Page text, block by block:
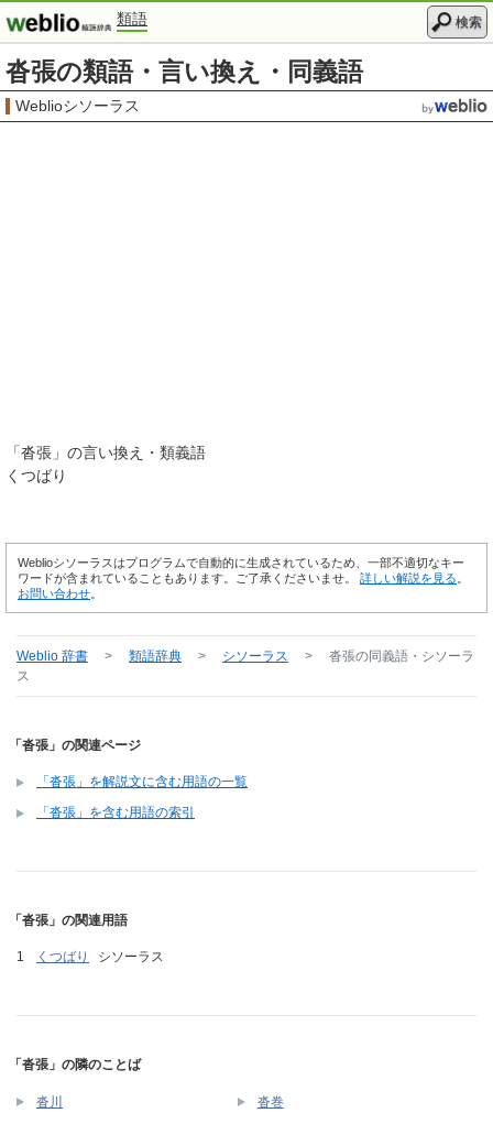
類語 検索
沓張の類語・言い換え・同義語
Weblioシソーラス
「沓張 」の言い換え・類義語
くつばり
Weblioシソーラスはプログラムで自動的に生成されているため、一部不適切なキー
ワードが含まれていることもあります。ご了承くださいませ。 詳しい解説を見る
お問い合わせ
Weblio 辞書 > 類語辞典 > シソーラス > 沓張の同義語・シソーラ
ス
「沓張」の関連ページ
「沓張」を解説文に含む用語の一覧
「沓張」を含む用語の索引
「沓張」の関連用語
くつばり シソーラス
「沓張」の隣のことば
沓川 沓巻